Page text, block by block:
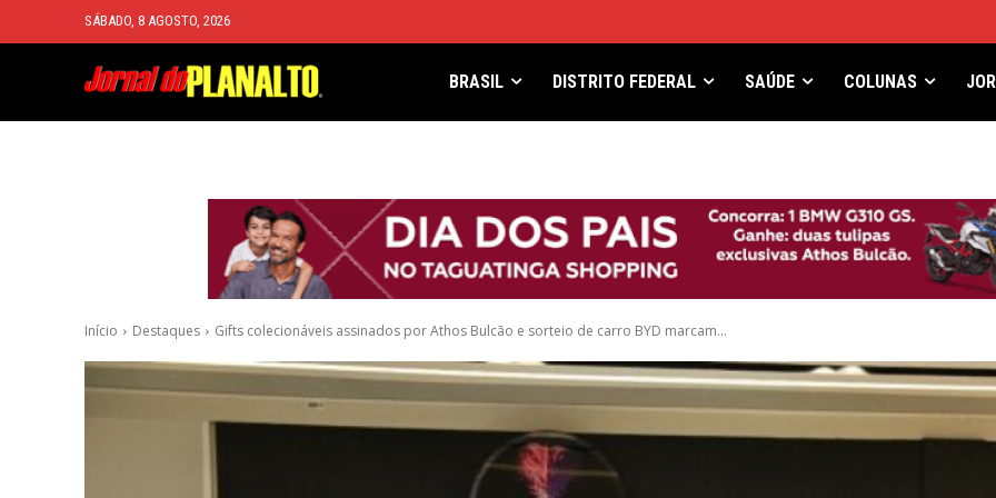
SÁBADO, 8 AGOSTO, 2026
BRASIL DISTRITO FEDERAL SAÚDE COLUNAS
Início Destaques Gifts colecionáveis assinados por Athos Bulcão e sorteio de carro BYD marcam...